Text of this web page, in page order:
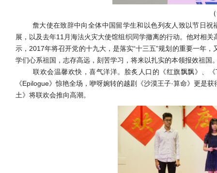
詹大使在致辞中向全体中国留学生和以色列友人致以节日祝
展，以及去年11月海法火灾大使馆组织同学撤离的行动。他对相关
示， 2017年将召开党的十九大，是落实“十三五”规划的重要一年，
学们心系祖国， 志存高远， 刻苦学习，将来以扎实的本领报效祖国
联欢会温馨欢快 ，喜气洋洋。脍炙人口的《红旗飘飘》、《
《Epilogue》惊艳全场， 咿呀婉转的越剧《沙漠王子·算命》更是
土》将联欢会推向高潮。